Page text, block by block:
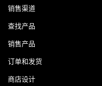
销售渠道
查找产品
销售产品
订单和发货
商店设计